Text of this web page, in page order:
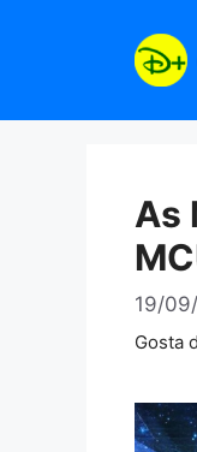
As
19/
Gosta